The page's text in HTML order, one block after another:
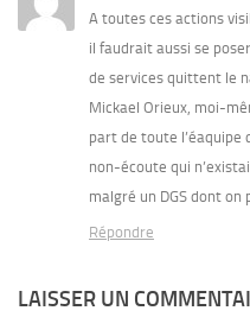
A toutes ces actions
il faudrait aussi se
de services quittent le
Mickael Orieux, moi-
part de toute l’éaquipe
non-écoute qui
malgré un DGS dont
Répondre
LAISSER UN